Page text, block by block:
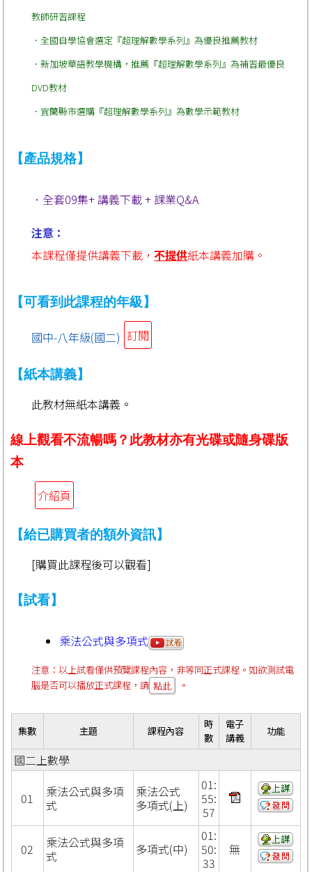
教師研習課程
．全國自學協會選定『超理解數學系列』為優良推薦教材
．新加坡華語教學機構，推薦『超理解數學系列』為補習最優良
DVD教材
．宜蘭縣市選購『超理解數學系列』為數學示範教材
【產品規格】
．全套09集+ 講義下載 + 課業Q&A
注意：
本課程僅提供講義下載，不提供紙本講義加購 。
【可看到此課程的年級】
國中-八年級(國二) 訂閱
【紙本講義】
此教材無紙本講義。
線上觀看不流暢嗎？此教材亦有光碟或隨身碟版
本
介紹頁
【給已購買者的額外資訊】
[購買此課程後可以觀看]
【試看】
乘法公式與多項式
注意：以上試看僅供預覽課程內容，非等同正式課程。如欲測試電
腦是否可以播放正式課程，請 點此 。
集數 主題 課程內容
時
數
電子
講義
功能
國二上數學
01
乘法公式與多項
式
乘法公式
多項式(上)
01:
55:
57
02
乘法公式與多項
式
多項式(中)
01:
50:
33
無